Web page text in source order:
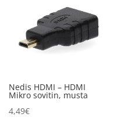
Nedis HDMI – HDMI
Mikro sovitin, musta
4,49€